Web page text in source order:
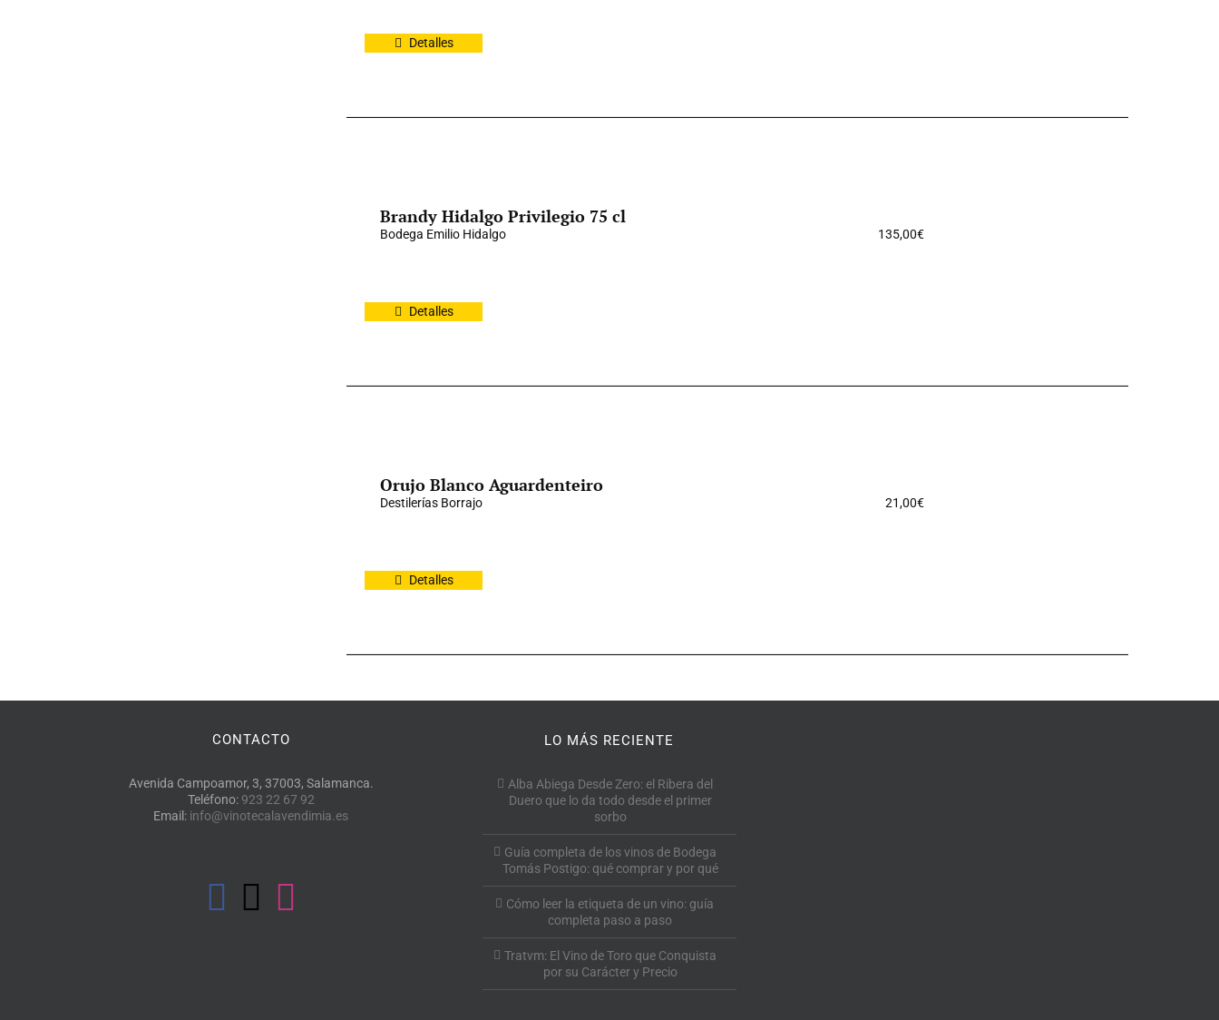
Detalles
Brandy Hidalgo Privilegio 75 cl
Bodega Emilio Hidalgo 135,00€
Detalles
Orujo Blanco Aguardenteiro
Destilerías Borrajo 21,00€
Detalles
CONTACTO
Avenida Campoamor, 3, 37003, Salamanca.
Teléfono: 923 22 67 92
Email: info@vinotecalavendimia.es
LO MÁS RECIENTE
Alba Abiega Desde Zero: el Ribera del
Duero que lo da todo desde el primer
sorbo
Guía completa de los vinos de Bodega
Tomás Postigo: qué comprar y por qué
Cómo leer la etiqueta de un vino: guía
completa paso a paso
Tratvm: El Vino de Toro que Conquista
por su Carácter y Precio